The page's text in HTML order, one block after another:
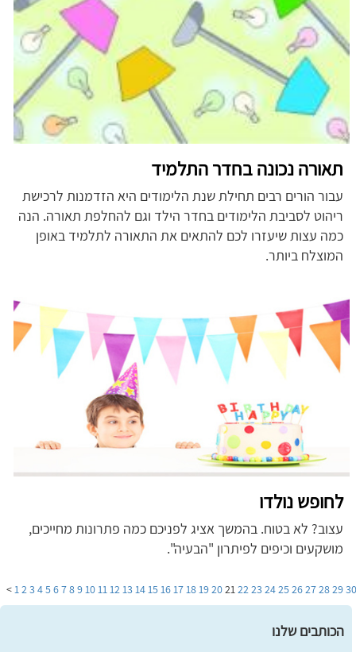
תאורה נכונה בחדר התלמיד
עבור הורים רבים תחילת שנת הלימודים היא הזדמנות לרכישת
ריהוט לסביבת הלימודים בחדר הילד וגם להחלפת תאורה. הנה
כמה עצות שיעזרו לכם להתאים את התאורה לתלמיד באופן
המוצלח ביותר.
לחופש נולדו
עצוב? לא בטוח. בהמשך אציג לפניכם כמה פתרונות מחייכים,
מושקעים וכיפים לפיתרון "הבעיה".
123456789101112131415161718192021222324252627282930
>
הכותבים שלנו